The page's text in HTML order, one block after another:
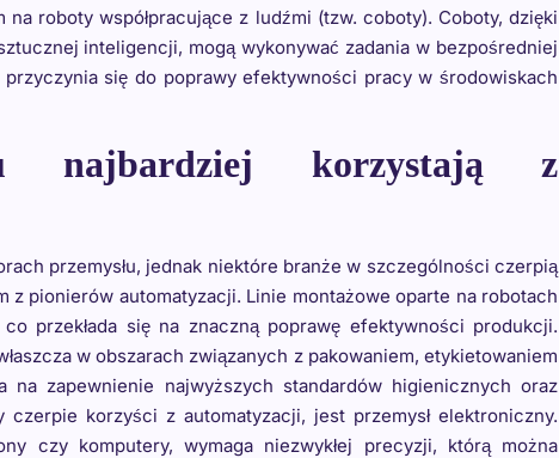
roboty współpracujące z ludźmi (tzw. coboty). Coboty, dzięki
inteligencji, mogą wykonywać zadania w bezpośredniej
się do poprawy efektywności pracy w środowiskach
najbardziej korzystają z
przemysłu, jednak niektóre branże w szczególności czerpią
pionierów automatyzacji. Linie montażowe oparte na robotach
przekłada się na znaczną poprawę efektywności produkcji.
w obszarach związanych z pakowaniem, etykietowaniem
zapewnienie najwyższych standardów higienicznych oraz
korzyści z automatyzacji, jest przemysł elektroniczny.
czy komputery, wymaga niezwykłej precyzji, którą można